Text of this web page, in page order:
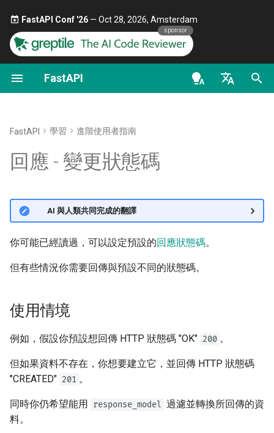
FastAPI Conf '26— Oct 28, 2026, Amsterdam 🎤
sponsor
FastAPI
de - Deutsch
es - español
fr - français
ja - 日本語
ko - 한국어
pt - português
zh-hant - 繁體中文
第一步
請求本文
查詢參數與字串驗證
查詢參數模型
宣告請求範例資料
額外的資料型別
以類別作為相依性
全域依賴
使用 yield 的相依
安全性 - 入門
Bearer
OAuth2、以 Bearer 搭配
使用情境
OAuth2 範圍（scopes）
關於 FastAPI 版本
手動執行伺服器
部署概念
伺服器工作處理序 - 使用
在容器中使用 FastAPI -
Docker
通用 - 操作指南 - 實用範例
Pydantic v2
GraphQL
別
擴充 OpenAPI
OpenAPI 結構描述
自訂文件 UI 靜態資源（自我
設定 Swagger UI
測試資料庫
FastAPI class
UploadFile class
Exceptions - HTTPException
and WebSocketException
Dependencies - Depends()
and Security()
Background Tasks -
BackgroundTasks
Request class
WebSockets
HTTPConnection class
OpenAPI docs
FastAPI People
Translations
全端 FastAPI 範本
FastAPI and friends
替代方案、靈感與比較
Repository Management
FastAPI 學習 進階使用者指南
回應 - 變更狀態碼
🌐 AI 與人類共同完成的翻譯
你可能已經讀過，可以設定預設的回應狀態碼。
但有些情況你需要回傳與預設不同的狀態碼。
使用情境
例如，假設你預設想回傳 HTTP 狀態碼 "OK" 200 。
但如果資料不存在，你想要建立它，並回傳 HTTP 狀態碼
"CREATED" 201 。
同時你仍希望能用 response_model 過濾並轉換所回傳的資
料。